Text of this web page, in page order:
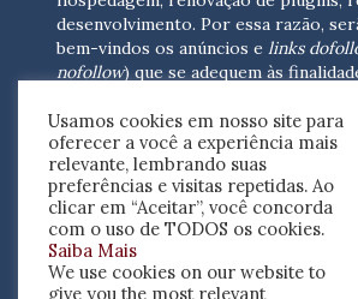
desenvolvimento. Por essa razão,
bem-vindos os anúncios e links
nofollow) que se adequem às
nós(contato@resenhacritica.com.br)
FONTES E ACERVO
As resenhas, dossiês e sumários são
periódicos acadêmicos e sites
você tem interesse em divulgar o
periódico, escreva para nós
Usamos cookies em nosso site para
oferecer a você a experiência mais
relevante, lembrando suas
preferências e visitas repetidas. Ao
clicar em “Aceitar”, você concorda
com o uso de TODOS os cookies.
Saiba Mais
We use cookies on our website to
give you the most relevant